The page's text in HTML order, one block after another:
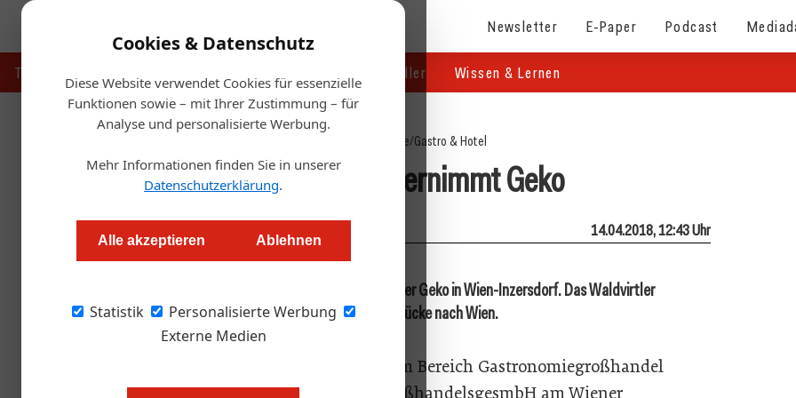
Cookies & Datenschutz
Diese Website verwendet Cookies für essenzielle
Funktionen sowie – mit Ihrer Zustimmung – für
Analyse und personalisierte Werbung.
Mehr Informationen finden Sie in unserer
Datenschutzerklärung.
Alle akzeptieren Ablehnen
Statistik
Personalisierte Werbung
Externe Medien
Newsletter E-Paper Podcast
Touristik Handel & Hersteller Wissen & Lernen
Startseite/Gastro & Hotel
Kastner übernimmt Geko
Redaktion 14.04.2018, 12:43 Uhr
Die Kastner-Gruppe übernimmt den Großhändler Geko in Wien-Inzersdorf. Das Waldvirtler
Unternehmen schließt damit eine Versorgungslücke nach Wien.
Kastner baut seine Marktposition im Bereich Gastronomiegroßhandel
durch die Übernahme der Geko-GroßhandelsgesmbH am Wiener